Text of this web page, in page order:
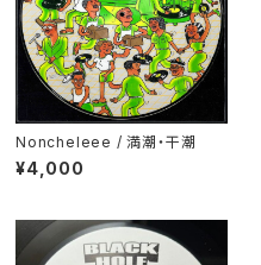
Noncheleee / 満潮・干潮
¥4,000